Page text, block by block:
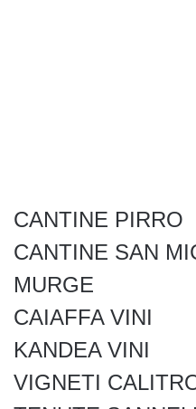
CANTINE PIRRO
CANTINE SAN
MURGE
CAIAFFA VINI
KANDEA VINI
VIGNETI